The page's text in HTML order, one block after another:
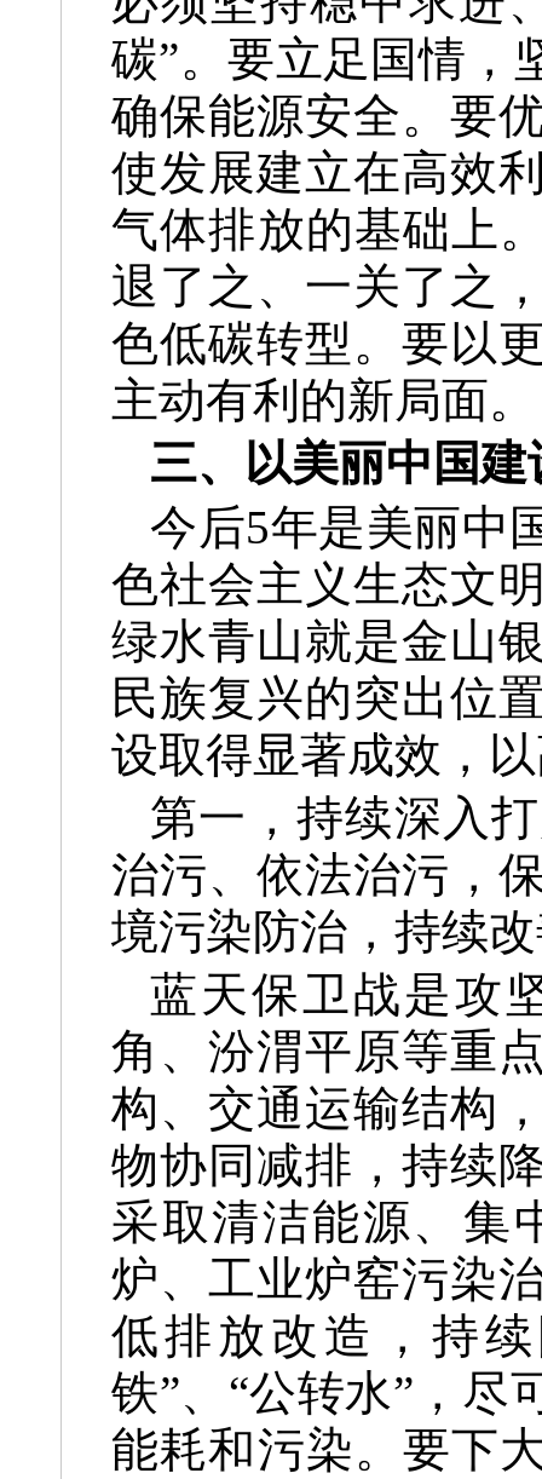
碳”。要立足国情，
确保能源安全。要
使发展建立在高效
气体排放的基础上
退了之、一关了之
色低碳转型。要以
主动有利的新局面。
三、以美丽中国
今后5年是美丽中
色社会主义生态文
绿水青山就是金山
民族复兴的突出位
设取得显著成效，
第一，持续深入
治污、依法治污，
境污染防治，持续
蓝天保卫战是攻
角、汾渭平原等重
构、交通运输结构
物协同减排，持续
采取清洁能源、集
炉、工业炉窑污染
低排放改造，持
铁”、“公转水”，尽
能耗和污染。要下